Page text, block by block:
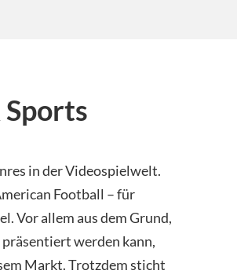
Sports
in der Videospielwelt.
Football – für
Vor allem aus dem Grund,
präsentiert werden kann,
Markt. Trotzdem sticht